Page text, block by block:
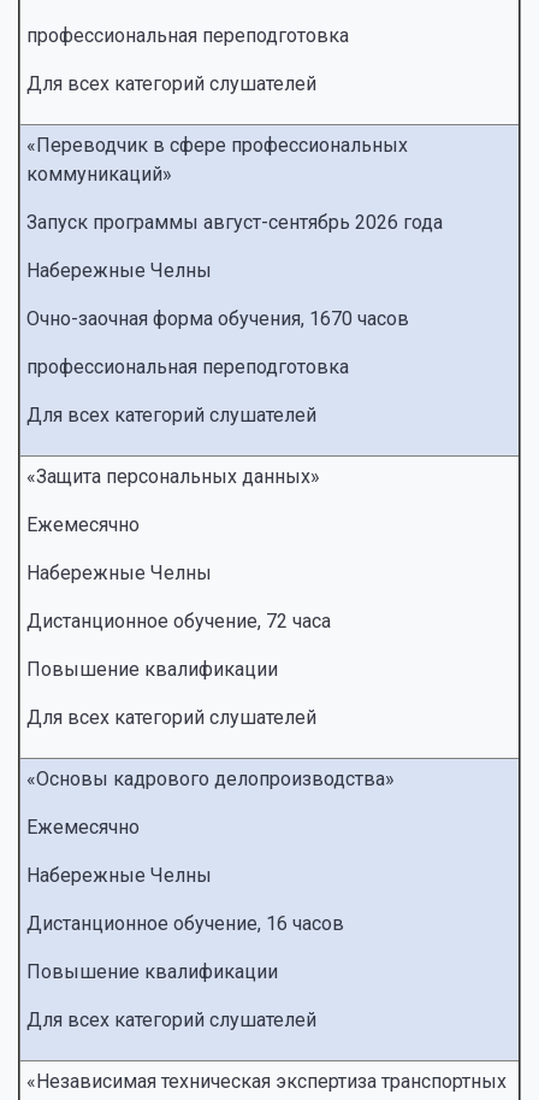
профессиональная переподготовка
Для всех категорий слушателей
«Переводчик в сфере профессиональных
коммуникаций»
Запуск программы август-сентябрь 2026 года
Набережные Челны
Очно-заочная форма обучения, 1670 часов
профессиональная переподготовка
Для всех категорий слушателей
«Защита персональных данных»
Ежемесячно
Набережные Челны
Дистанционное обучение, 72 часа
Повышение квалификации
Для всех категорий слушателей
«Основы кадрового делопроизводства»
Ежемесячно
Набережные Челны
Дистанционное обучение, 16 часов
Повышение квалификации
Для всех категорий слушателей
«Независимая техническая экспертиза транспортных